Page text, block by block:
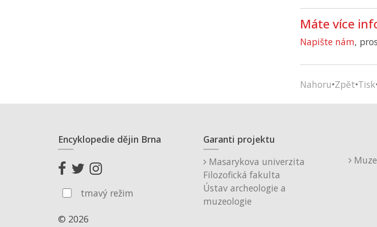
Máte více
Napište nám,
Nahoru•Zpět•Tisk
Encyklopedie dějin Brna
tmavý režim
© 2026
Garanti projektu
Masarykova univerzita
Filozofická fakulta
Ústav archeologie a
muzeologie